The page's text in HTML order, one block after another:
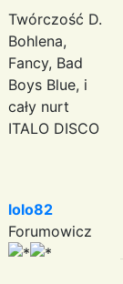
Twórczość D.
Bohlena,
Fancy, Bad
Boys Blue, i
cały nurt
ITALO DISCO
lolo82
Forumowicz